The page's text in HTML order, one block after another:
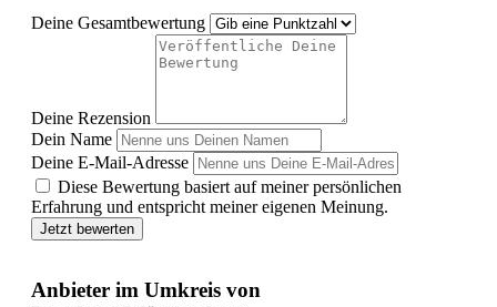
Deine Gesamtbewertung
Deine Rezension
Dein Name
Deine E-Mail-Adresse
Diese Bewertung basiert auf meiner persönlichen
Erfahrung und entspricht meiner eigenen Meinung.
Jetzt bewerten
Anbieter im Umkreis von